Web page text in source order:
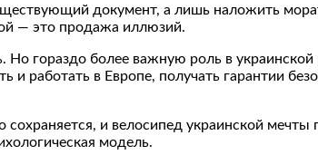
документ, а лишь наложить
— это продажа иллюзий.
гораздо более важную роль в украинской
в Европе, получать гарантии
и велосипед украинской
модель.